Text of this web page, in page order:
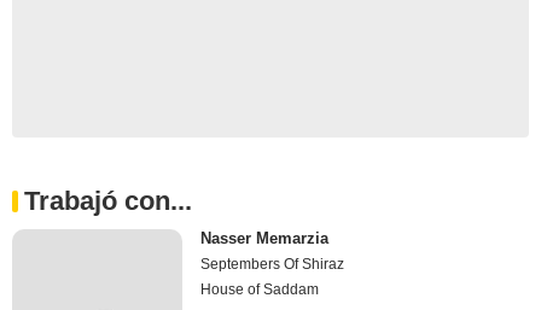
Trabajó con...
Nasser Memarzia
Septembers Of Shiraz
House of Saddam